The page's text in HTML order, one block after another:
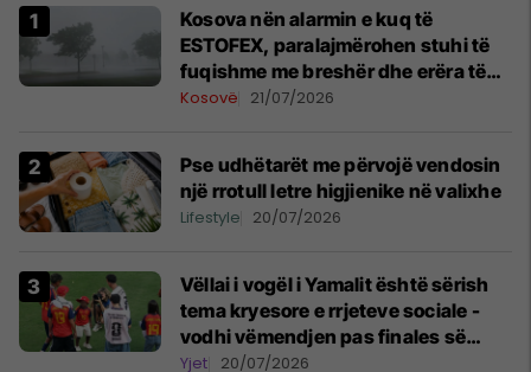
Kosova nën alarmin e kuq të
ESTOFEX, paralajmërohen stuhi të
fuqishme me breshër dhe erëra të
forta
Kosovë 21/07/2026
Pse udhëtarët me përvojë vendosin
një rrotull letre higjienike në valixhe
Lifestyle 20/07/2026
Vëllai i vogël i Yamalit është sërish
tema kryesore e rrjeteve sociale -
vodhi vëmendjen pas finales së
Kupës së Botës
Yjet 20/07/2026